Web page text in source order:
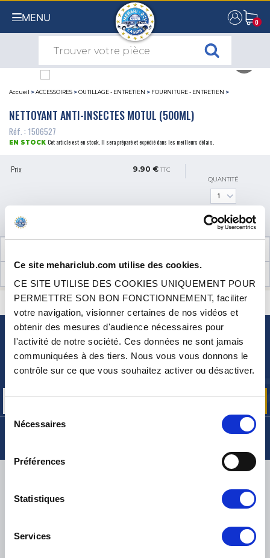
Ce site mehariclub.com utilise des cookies.
CE SITE UTILISE DES COOKIES UNIQUEMENT POUR
PERMETTRE SON BON FONCTIONNEMENT, faciliter
votre navigation, visionner certaines de nos vidéos et
obtenir des mesures d'audience nécessaires pour
l'activité de notre société. Ces données ne sont jamais
communiquées à des tiers. Nous vous vous donnons le
contrôle sur ce que vous souhaitez activer ou désactiver.
Sélection
Nécessaires
Préférences
Statistiques
Services
MENU 0
0
Accueil >ACCESSOIRES >OUTILLAGE - ENTRETIEN > FOURNITURE - ENTRETIEN >
NETTOYANT ANTI-INSECTES MOTUL (500ML)
Réf. : 1506527
EN STOCK Cet article est en stock. Il sera préparé et expédié dans les meilleurs délais.
Prix 9.90 € TTC
QUANTITÉ
UNE QUESTION ? BESOIN D 'AIDE ? CONTACTEZ-NOUS
NEWSLETTER
Inscrivez-vous pour recevoir gratuitement
nos offres promos et actualités produits
PETITS COLIS : TNT, GÉODIS, FRANCE EXPRESS, DPD